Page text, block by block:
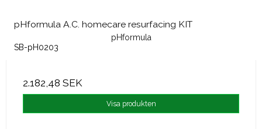
pHformula A.C. homecare resurfacing KIT
pHformula
SB-pH0203
2.182,48 SEK
Visa produkten